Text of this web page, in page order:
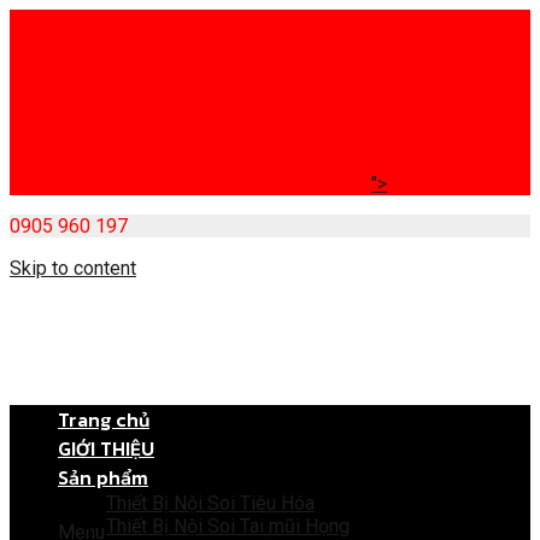
">
0905 960 197
Skip to content
Menu
Trang chủ
GIỚI THIỆU
Sản phẩm
Thiết Bị Nội Soi Tiêu Hóa
Thiết Bị Nội Soi Tai mũi Họng